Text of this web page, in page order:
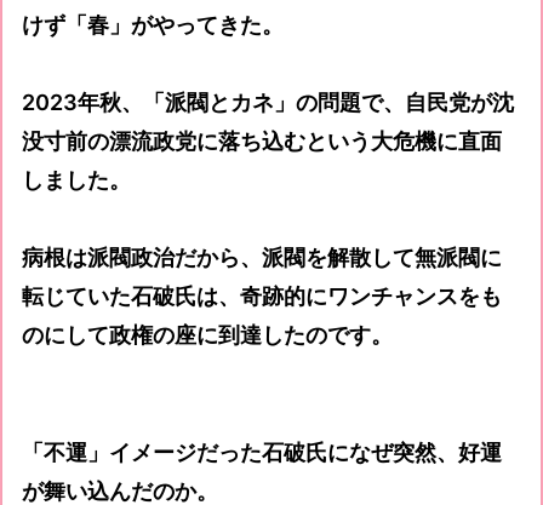
けず「春」がやってきた。
2023年秋、「派閥とカネ」の問題で、自民党が沈
没寸前の漂流政党に落ち込むという大危機に直面
しました。
病根は派閥政治だから、派閥を解散して無派閥に
転じていた石破氏は、奇跡的にワンチャンスをも
のにして政権の座に到達したのです。
「不運」イメージだった石破氏になぜ突然、好運
が舞い込んだのか。